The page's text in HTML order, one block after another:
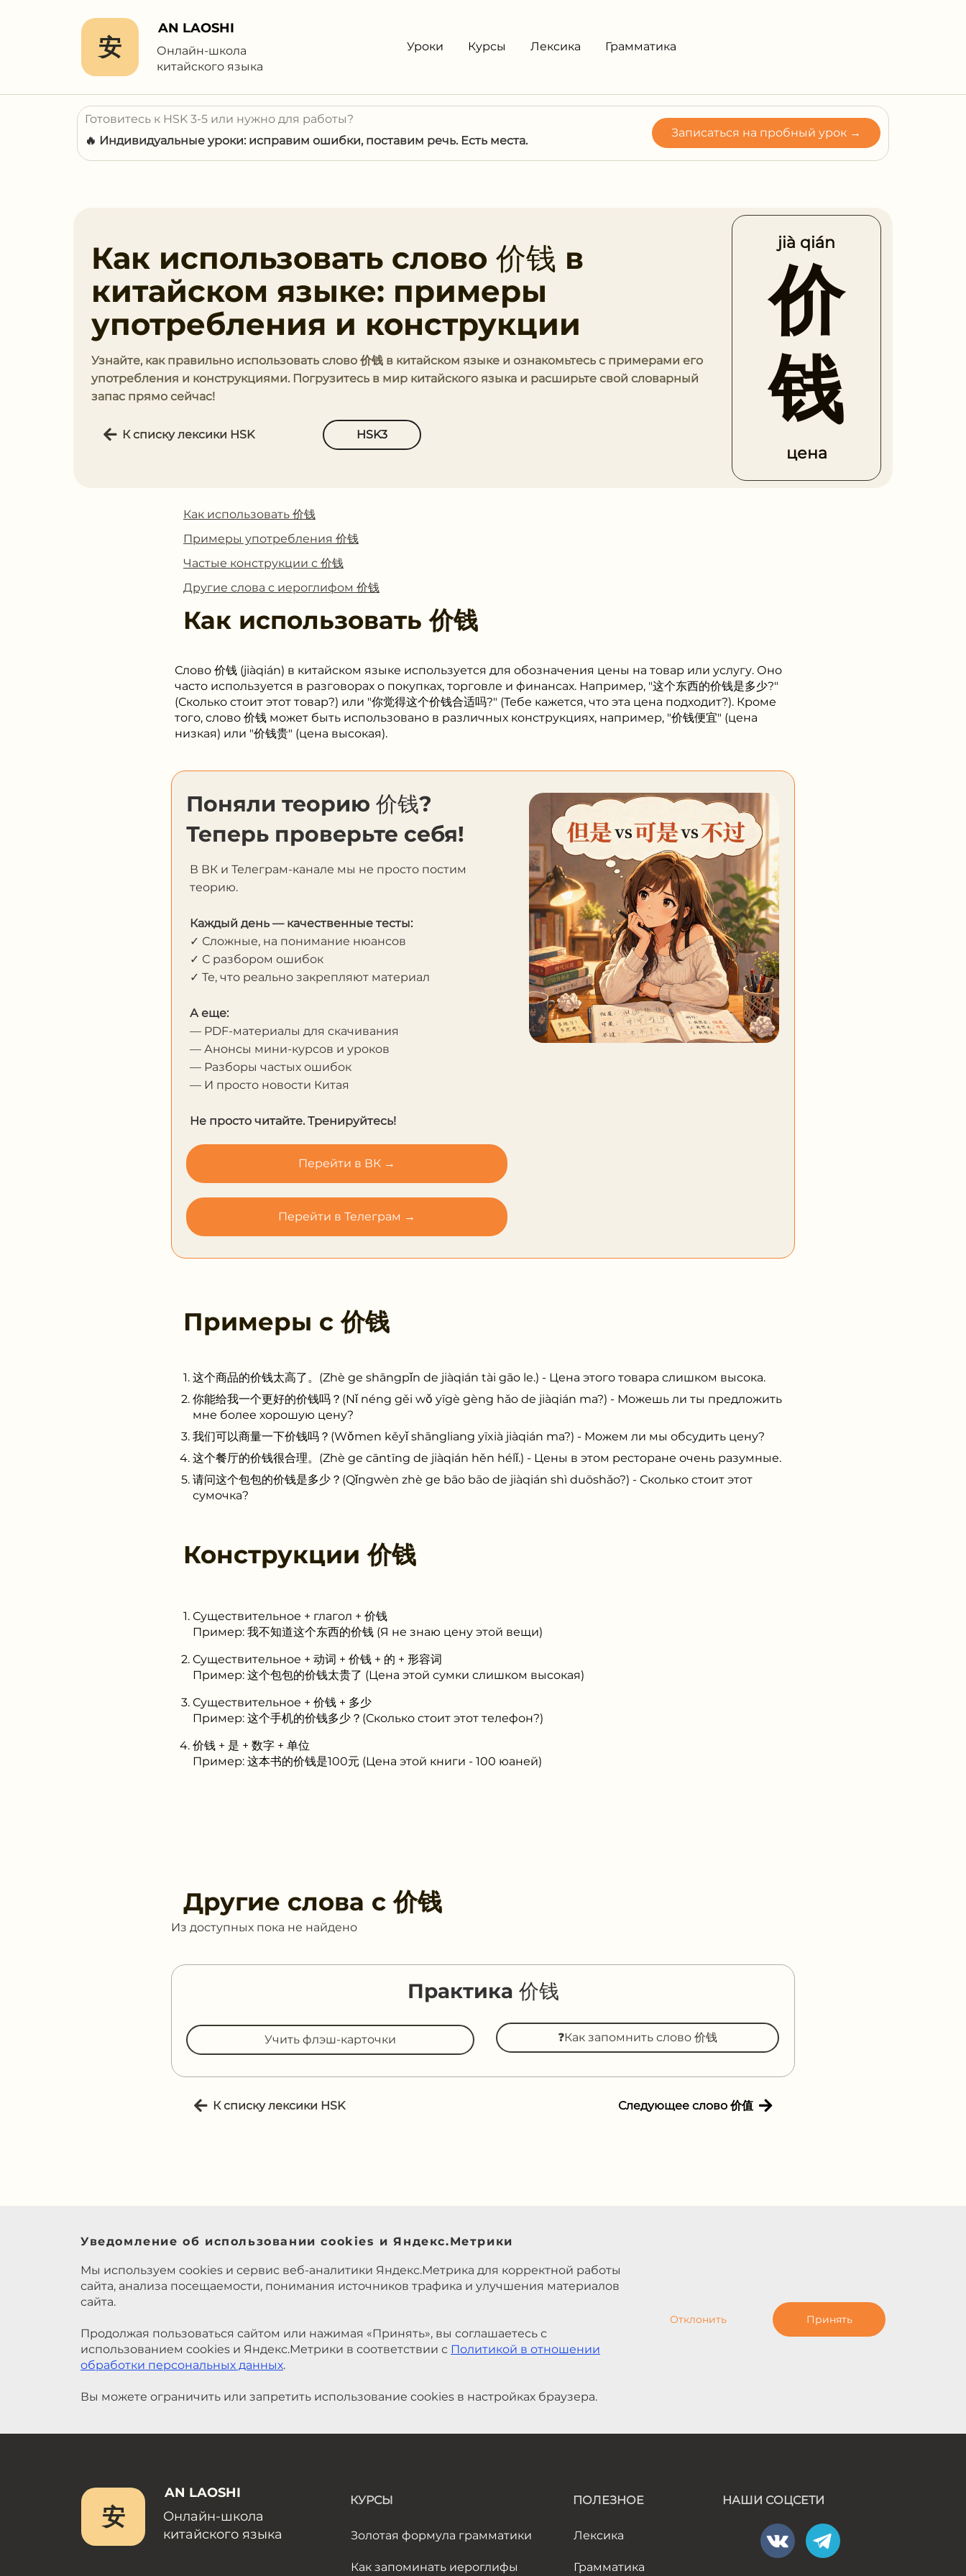
安
AN LAOSHI
Онлайн-школа
китайского языка
Уроки Курсы Лексика Грамматика
Готовитесь к HSK 3-5 или нужно для работы?
🔥 Индивидуальные уроки: исправим ошибки, поставим речь. Есть места.
Записаться на пробный урок →
Как использовать слово 价钱 в
китайском языке: примеры
употребления и конструкции
Узнайте, как правильно использовать слово 价钱 в китайском языке и ознакомьтесь с примерами его
употребления и конструкциями. Погрузитесь в мир китайского языка и расширьте свой словарный
запас прямо сейчас!
К списку лексики HSK HSK3
jià qián
价
钱
цена
Как использовать 价钱
Примеры употребления 价钱
Частые конструкции с 价钱
Другие слова с иероглифом 价钱
Как использовать价钱
Слово 价钱 (jiàqián) в китайском языке используется для обозначения цены на товар или услугу. Оно
часто используется в разговорах о покупках, торговле и финансах. Например, "这个东西的价钱是多少?"
(Сколько стоит этот товар?) или "你觉得这个价钱合适吗?" (Тебе кажется, что эта цена подходит?). Кроме
того, слово 价钱 может быть использовано в различных конструкциях, например, "价钱便宜" (цена
низкая) или "价钱贵" (цена высокая).
Поняли теорию 价钱?
Теперь проверьте себя!
В ВК и Телеграм-канале мы не просто постим
теорию.
Каждый день — качественные тесты:
✓ Сложные, на понимание нюансов
✓ С разбором ошибок
✓ Те, что реально закрепляют материал
А еще:
— PDF-материалы для скачивания
— Анонсы мини-курсов и уроков
— Разборы частых ошибок
— И просто новости Китая
Не просто читайте. Тренируйтесь!
Перейти в ВК →
Перейти в Телеграм →
Примеры с价钱
这个商品的价钱太高了。(Zhè ge shāngpǐn de jiàqián tài gāo le.) - Цена этого товара слишком высока.
你能给我一个更好的价钱吗？(Nǐ néng gěi wǒ yīgè gèng hǎo de jiàqián ma?) - Можешь ли ты предложить
мне более хорошую цену?
我们可以商量一下价钱吗？(Wǒmen kěyǐ shāngliang yīxià jiàqián ma?) - Можем ли мы обсудить цену?
这个餐厅的价钱很合理。(Zhè ge cāntīng de jiàqián hěn hélǐ.) - Цены в этом ресторане очень разумные.
请问这个包包的价钱是多少？(Qǐngwèn zhè ge bāo bāo de jiàqián shì duōshǎo?) - Сколько стоит этот
сумочка?
Конструкции价钱
Существительное + глагол + 价钱
Пример: 我不知道这个东西的价钱 (Я не знаю цену этой вещи)
Существительное + 动词 + 价钱 + 的 + 形容词
Пример: 这个包包的价钱太贵了 (Цена этой сумки слишком высокая)
Существительное + 价钱 + 多少
Пример: 这个手机的价钱多少？(Сколько стоит этот телефон?)
价钱 + 是 + 数字 + 单位
Пример: 这本书的价钱是100元 (Цена этой книги - 100 юаней)
Другие слова с价钱
Из доступных пока не найдено
Практика 价钱
Учить флэш-карточки ❓Как запомнить слово 价钱
К списку лексики HSK Следующее слово 价值
Уведомление об использовании cookies и Яндекс.Метрики
Мы используем cookies и сервис веб-аналитики Яндекс.Метрика для корректной работы
сайта, анализа посещаемости, понимания источников трафика и улучшения материалов
сайта.
Продолжая пользоваться сайтом или нажимая «Принять», вы соглашаетесь с
использованием cookies и Яндекс.Метрики в соответствии с Политикой в отношении
обработки персональных данных.
Вы можете ограничить или запретить использование cookies в настройках браузера.
Отклонить Принять
安
AN LAOSHI
Онлайн-школа
китайского языка
КУРСЫ
Золотая формула грамматики
Как запоминать иероглифы
ПОЛЕЗНОЕ
Лексика
Грамматика
НАШИ СОЦСЕТИ